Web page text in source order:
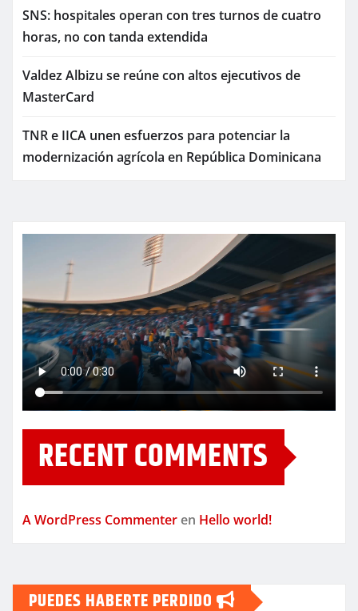
SNS: hospitales operan con tres turnos de cuatro
horas, no con tanda extendida
Valdez Albizu se reúne con altos ejecutivos de
MasterCard
TNR e IICA unen esfuerzos para potenciar la
modernización agrícola en República Dominicana
RECENT COMMENTS
A WordPress Commenter en Hello world!
PUEDES HABERTE PERDIDO